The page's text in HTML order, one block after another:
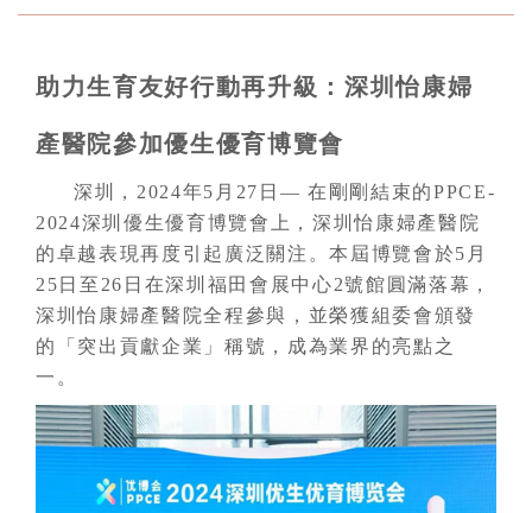
助力生育友好行動再升級：深圳怡康婦
產醫院參加優生優育博覽會
深圳，2024年5月27日— 在剛剛結束的PPCE-
2024深圳優生優育博覽會上，深圳怡康婦產醫院
的卓越表現再度引起廣泛關注。本屆博覽會於5月
25日至26日在深圳福田會展中心2號館圓滿落幕，
深圳怡康婦產醫院全程參與，並榮獲組委會頒發
的「突出貢獻企業」稱號，成為業界的亮點之
一。